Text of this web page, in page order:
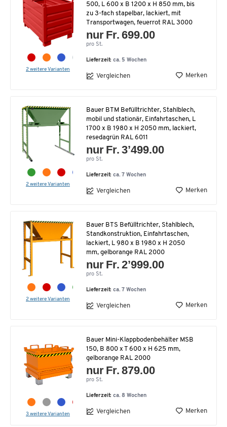
2 weitere Varianten
500, L 600 x B 1200 x H 850 mm, bis
zu 3-fach stapelbar, lackiert, mit
Transportwagen, feuerrot RAL 3000
nur Fr. 699.00
pro St.
Lieferzeit:ca. 5 Wochen
Vergleichen Merken
2 weitere Varianten
Bauer BTM Befülltrichter, Stahlblech,
mobil und stationär, Einfahrtaschen, L
1700 x B 1980 x H 2050 mm, lackiert,
resedagrün RAL 6011
nur Fr. 3’499.00
pro St.
Lieferzeit:ca. 7 Wochen
Vergleichen Merken
2 weitere Varianten
Bauer BTS Befülltrichter, Stahlblech,
Standkonstruktion, Einfahrtaschen,
lackiert, L 980 x B 1980 x H 2050
mm, gelborange RAL 2000
nur Fr. 2’999.00
pro St.
Lieferzeit:ca. 7 Wochen
Vergleichen Merken
3 weitere Varianten
Bauer Mini-Klappbodenbehälter MSB
150, B 800 x T 600 x H 625 mm,
gelborange RAL 2000
nur Fr. 879.00
pro St.
Lieferzeit:ca. 8 Wochen
Vergleichen Merken